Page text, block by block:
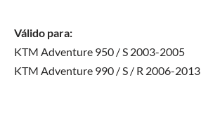
Válido para:
KTM Adventure 950 / S 2003-2005
KTM Adventure 990 / S / R 2006-2013